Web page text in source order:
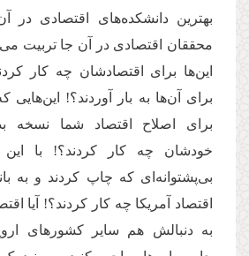
بهترین دانشکده‌ها‌ی اقتصادی در
محققان اقتصادی در آن جا تربیت
این‌ها برای اقتصادشان چه کار
برای آن‌ها به بار آوردند؟! این‌هایی
برای اصلاح اقتصاد شما نسخه
خودشان چه کار کردند؟! با
بی‌پشتوانه‌ای که چاپ کردند و به
اقتصاد آمریکا چه کار کردند؟!
به دنبالش هم سایر کشورهای